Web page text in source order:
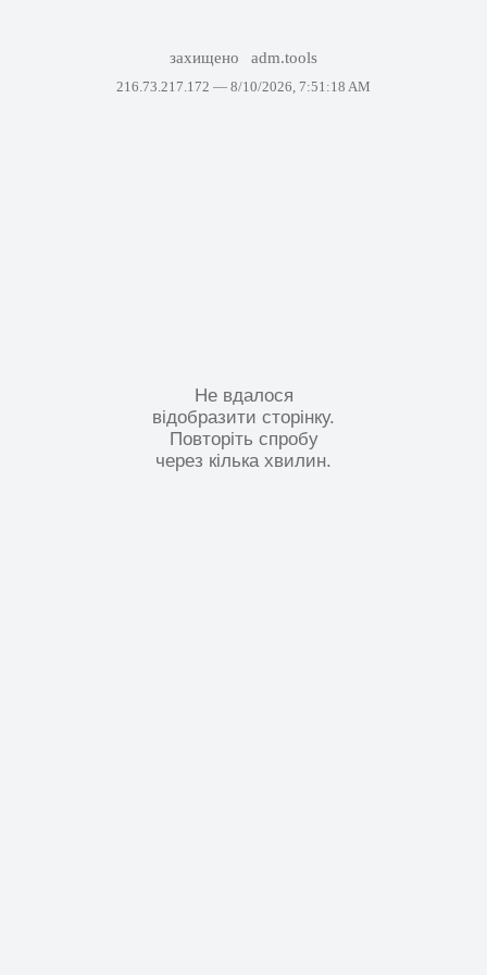
захищено adm.tools
216.73.217.172 — 8/10/2026, 7:51:18 AM
Не вдалося
відобразити сторінку.
Повторіть спробу
через кілька хвилин.